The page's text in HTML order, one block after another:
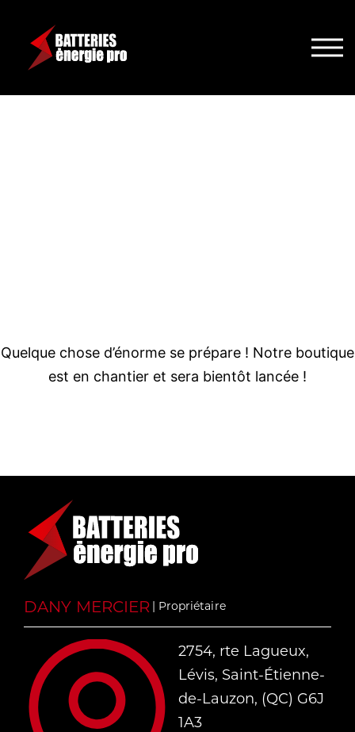
Quelque chose d’énorme se prépare ! Notre boutique
est en chantier et sera bientôt lancée !
DANY MERCIER | Propriétaire
2754, rte Lagueux,
Lévis, Saint-Étienne-
de-Lauzon, (QC) G6J
1A3